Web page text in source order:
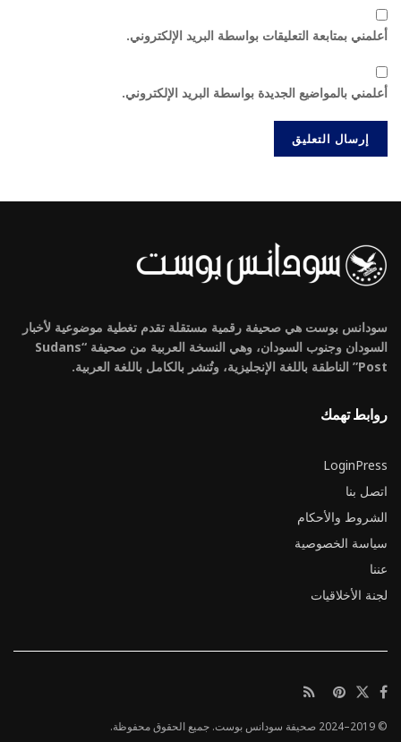
أعلمني بمتابعة التعليقات بواسطة البريد الإلكتروني.
أعلمني بالمواضيع الجديدة بواسطة البريد الإلكتروني.
سودانس بوست هي صحيفة رقمية مستقلة تقدم تغطية موضوعية لأخبار
السودان وجنوب السودان، وهي النسخة العربية من صحيفة “Sudans
Post” الناطقة باللغة الإنجليزية، وتُنشر بالكامل باللغة العربية.
روابط تهمك
LoginPress
اتصل بنا
الشروط والأحكام
سياسة الخصوصية
عننا
لجنة الأخلاقيات
© 2019–2024 صحيفة سودانس بوست. جميع الحقوق محفوظة.